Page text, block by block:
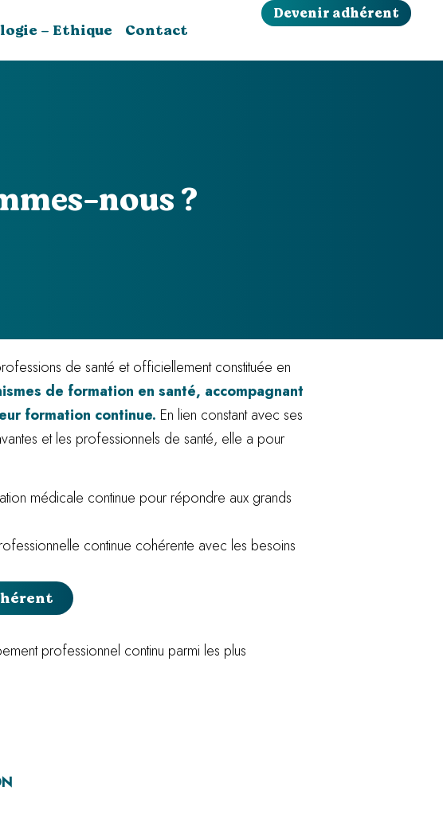
– Ethique Contact
Devenir adhérent
nous ?
de santé et officiellement constituée en
de formation en santé, accompagnant
formation continue. En lien constant avec ses
et les professionnels de santé, elle a pour
médicale continue pour répondre aux grands
continue cohérente avec les besoins
professionnel continu parmi les plus